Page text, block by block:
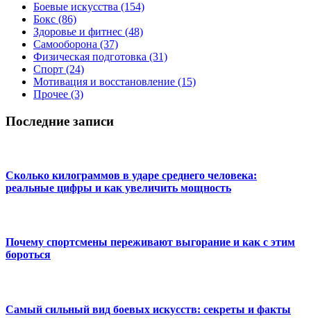
Боевые искусства (154)
Бокс (86)
Здоровье и фитнес (48)
Самооборона (37)
Физическая подготовка (31)
Спорт (24)
Мотивация и восстановление (15)
Прочее (3)
Последние записи
Сколько килограммов в ударе среднего человека:
реальные цифры и как увеличить мощность
Почему спортсмены переживают выгорание и как с этим
бороться
Самый сильный вид боевых искусств: секреты и факты